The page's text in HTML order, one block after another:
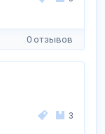
0 отзывов
3